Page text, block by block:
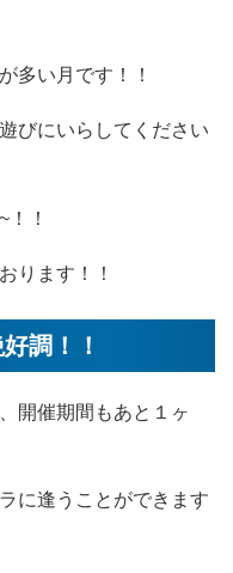
多い月です！！
びにいらしてください
！
ります！！
調！！
、開催期間もあと１ヶ
に逢うことができます